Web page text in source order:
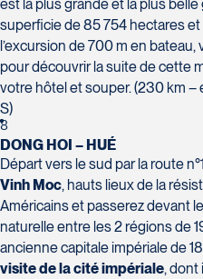
est la plus grande et la plus
superficie de 85 754 hectares
l’excursion de 700 m en
pour découvrir la suite de cette
votre hôtel et souper. (230 km –
S)
8
DONG HOI – HUÉ
Départ vers le sud par la route
Vinh Moc, hauts lieux de la
Américains et passerez devant
naturelle entre les 2 régions de
ancienne capitale impériale de
visite de la cité impériale, dont